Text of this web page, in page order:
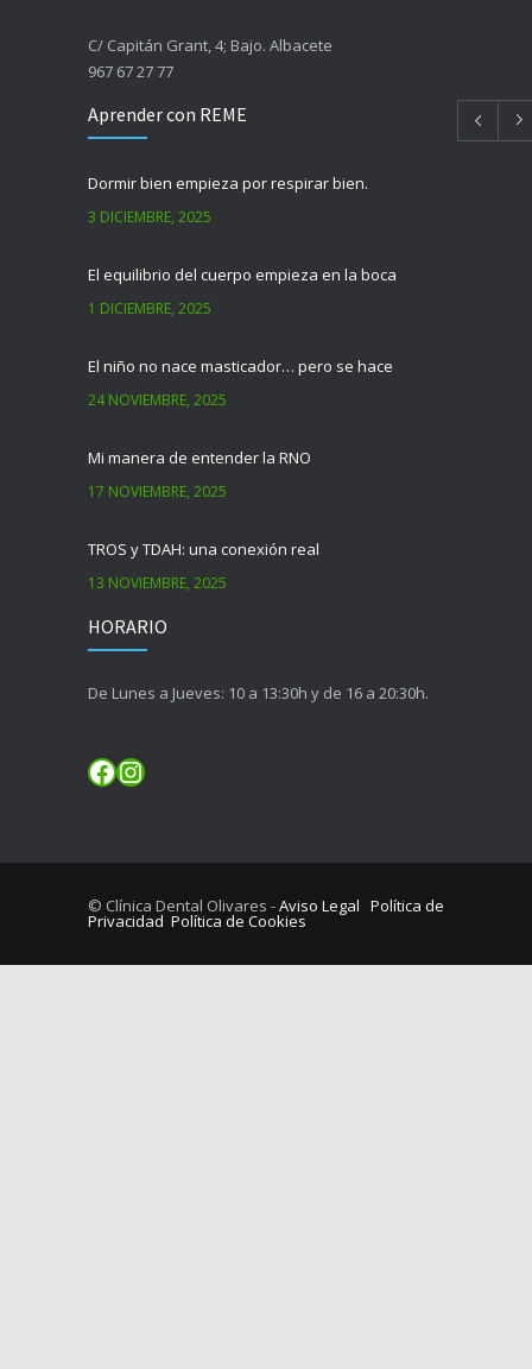
C/ Capitán Grant, 4; Bajo. Albacete
967 67 27 77
Aprender con REME
Dormir bien empieza por respirar bien.
3 DICIEMBRE, 2025
El equilibrio del cuerpo empieza en la boca
1 DICIEMBRE, 2025
El niño no nace masticador… pero se hace
24 NOVIEMBRE, 2025
Mi manera de entender la RNO
17 NOVIEMBRE, 2025
TROS y TDAH: una conexión real
13 NOVIEMBRE, 2025
HORARIO
De Lunes a Jueves: 10 a 13:30h y de 16 a 20:30h.
Facebook
Instagram
© Clínica Dental Olivares -Aviso Legal Política de
Privacidad Política de Cookies